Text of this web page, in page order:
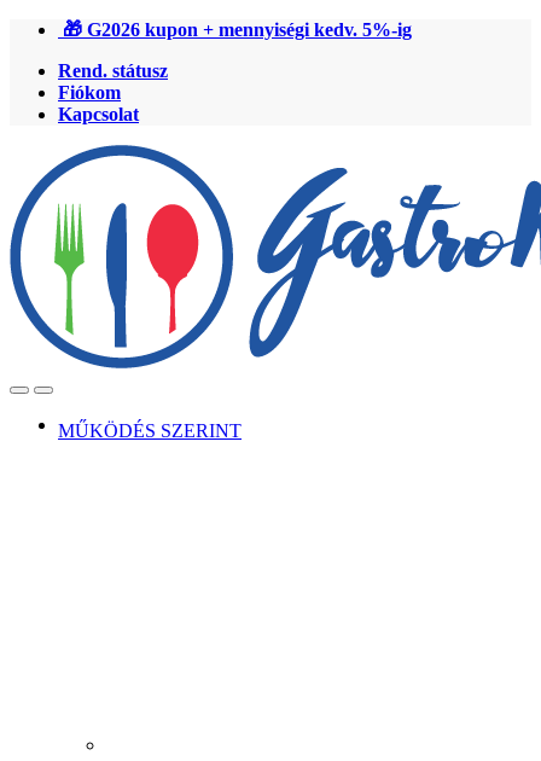
Ugrás
navigációhoz
Ugrás
tartalomra
🎁 G2026 kupon + mennyiségi kedv. 5%-ig
Rend. státusz
Fiókom
Kapcsolat
OpenClose
MŰKÖDÉS SZERINT